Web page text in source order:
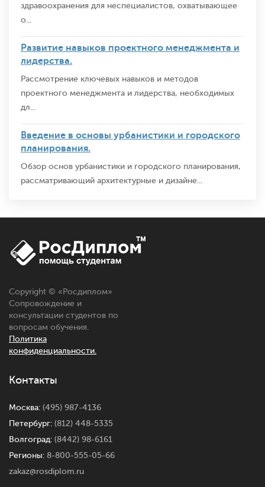
здравоохранения для неспециалистов, охватывающее
о...
Развитие навыков проектного менеджмента и
лидерства.
Рассмотрение ключевых навыков и методов
проектного менеджмента и лидерства, необходимых
дл...
Введение в основы урбанистики и городского
планирования.
Обзор основ урбанистики и городского планирования,
рассматривающий архитектурные и дизайне...
Copyright © « Росдиплом»
Сопровождение и
консультации студентов по
вопросам обучения.
Политика
конфиденциальности.
Контакты
Москва: (495) 987-4136
Петербург: (812) 448-5335
Волгоград: (8442) 98-6161
Регионы: 8-800-555-05-66
zakaz@rosdiplom.ru